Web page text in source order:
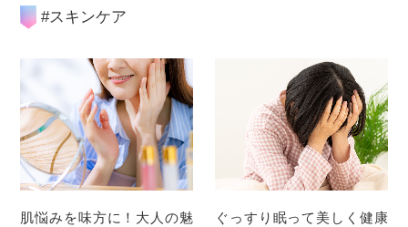
#スキンケア
肌悩みを味方に！大人の魅
ぐっすり眠って美しく健康